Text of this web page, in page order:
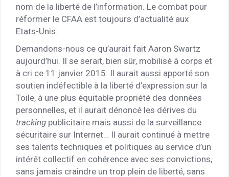
nom de la liberté de l’information. Le combat pour
réformer le CFAA est toujours d’actualité aux
Etats-Unis.
Demandons-nous ce qu’aurait fait Aaron Swartz
aujourd’hui. Il se serait, bien sûr, mobilisé à corps et
à cri ce 11 janvier 2015. Il aurait aussi apporté son
soutien indéfectible à la liberté d’expression sur la
Toile, à une plus équitable propriété des données
personnelles, et il aurait dénoncé les dérives du
tracking publicitaire mais aussi de la surveillance
sécuritaire sur Internet… Il aurait continué à mettre
ses talents techniques et politiques au service d’un
intérêt collectif en cohérence avec ses convictions,
sans jamais craindre un trop plein de liberté, sans